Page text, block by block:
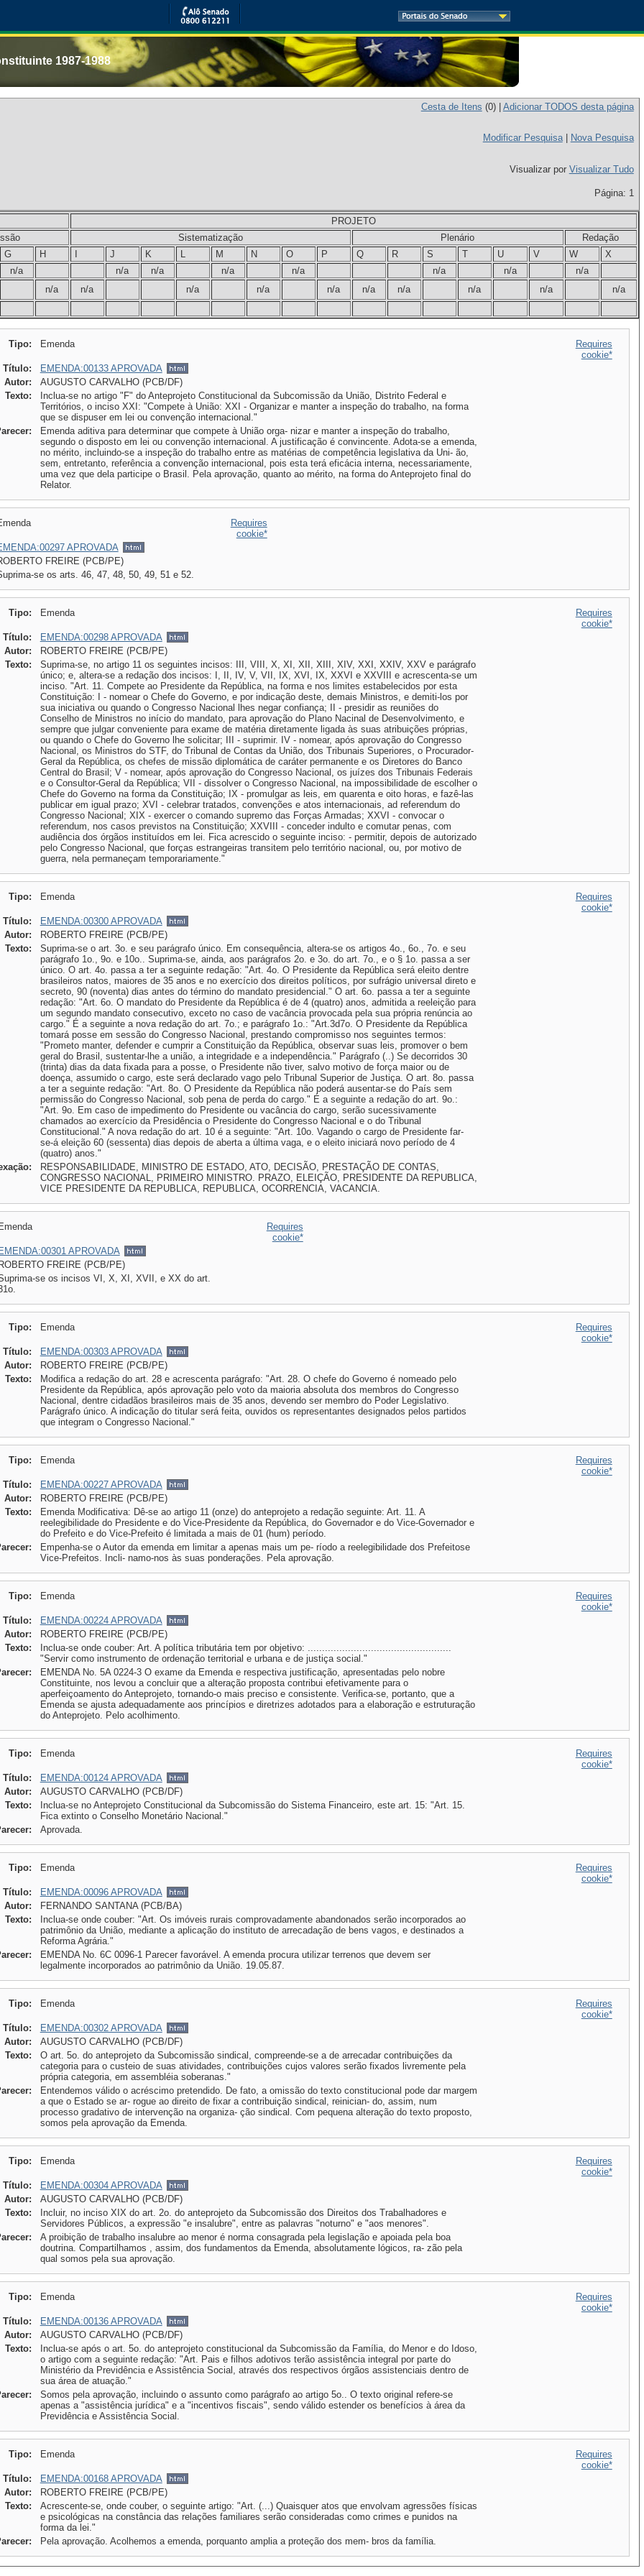
1987-1988
Cesta de Itens (0) | Adicionar TODOS desta página
Modificar Pesquisa| Nova Pesquisa
Visualizar por Visualizar Tudo
Página: 1
PROJETO
Sistematização Plenário
Redação
G
H J K L M N O P Q R S T U V W
X
n/a
n/a n/a n/a n/a n/a n/a
n/a
n/a
n/a n/a n/a n/a n/a n/a n/a n/a n/a
Tipo: Emenda
Requires
cookie*
Título:
EMENDA:00133 APROVADA
Autor:
AUGUSTO CARVALHO (PCB/DF)
Texto:
Inclua-se no artigo "F" do Anteprojeto Constitucional da Subcomissão da União, Distrito Federal e
Territórios, o inciso XXI: "Compete à União: XXI - Organizar e manter a inspeção do trabalho, na forma
que se dispuser em lei ou convenção internacional."
Emenda aditiva para determinar que compete à União orga- nizar e manter a inspeção do trabalho,
segundo o disposto em lei ou convenção internacional. A justificação é convincente. Adota-se a emenda,
no mérito, incluindo-se a inspeção do trabalho entre as matérias de competência legislativa da Uni- ão,
sem, entretanto, referência a convenção internacional, pois esta terá eficácia interna, necessariamente,
uma vez que dela participe o Brasil. Pela aprovação, quanto ao mérito, na forma do Anteprojeto final do
Relator.
Requires
cookie*
APROVADA
FREIRE (PCB/PE)
se os arts. 46, 47, 48, 50, 49, 51 e 52.
Tipo: Emenda
Requires
cookie*
Título:
EMENDA:00298 APROVADA
Autor:
ROBERTO FREIRE (PCB/PE)
Texto:
Suprima-se, no artigo 11 os seguintes incisos: III, VIII, X, XI, XII, XIII, XIV, XXI, XXIV, XXV e parágrafo
único; e, altera-se a redação dos incisos: I, II, IV, V, VII, IX, XVI, IX, XXVI e XXVIII e acrescenta-se um
inciso. "Art. 11. Compete ao Presidente da República, na forma e nos limites estabelecidos por esta
Constituição: I - nomear o Chefe do Governo, e por indicação deste, demais Ministros, e demiti-los por
sua iniciativa ou quando o Congresso Nacional lhes negar confiança; II - presidir as reuniões do
Conselho de Ministros no início do mandato, para aprovação do Plano Nacinal de Desenvolvimento, e
sempre que julgar conveniente para exame de matéria diretamente ligada às suas atribuições próprias,
ou quando o Chefe do Governo lhe solicitar; III - suprimir. IV - nomear, após aprovação do Congresso
Nacional, os Ministros do STF, do Tribunal de Contas da União, dos Tribunais Superiores, o Procurador-
Geral da República, os chefes de missão diplomática de caráter permanente e os Diretores do Banco
Central do Brasil; V - nomear, após aprovação do Congresso Nacional, os juízes dos Tribunais Federais
e o Consultor-Geral da República; VII - dissolver o Congresso Nacional, na impossibilidade de escolher o
Chefe do Governo na forma da Constituição; IX - promulgar as leis, em quarenta e oito horas, e fazê-las
publicar em igual prazo; XVI - celebrar tratados, convenções e atos internacionais, ad referendum do
Congresso Nacional; XIX - exercer o comando supremo das Forças Armadas; XXVI - convocar o
referendum, nos casos previstos na Constituição; XXVIII - conceder indulto e comutar penas, com
audiência dos órgãos instituídos em lei. Fica acrescido o seguinte inciso: - permitir, depois de autorizado
pelo Congresso Nacional, que forças estrangeiras transitem pelo território nacional, ou, por motivo de
guerra, nela permaneçam temporariamente."
Tipo: Emenda
Requires
cookie*
Título:
EMENDA:00300 APROVADA
Autor:
ROBERTO FREIRE (PCB/PE)
Texto:
Suprima-se o art. 3o. e seu parágrafo único. Em consequência, altera-se os artigos 4o., 6o., 7o. e seu
parágrafo 1o., 9o. e 10o.. Suprima-se, ainda, aos parágrafos 2o. e 3o. do art. 7o., e o § 1o. passa a ser
único. O art. 4o. passa a ter a seguinte redação: "Art. 4o. O Presidente da República será eleito dentre
brasileiros natos, maiores de 35 anos e no exercício dos direitos políticos, por sufrágio universal direto e
secreto, 90 (noventa) dias antes do término do mandato presidencial." O art. 6o. passa a ter a seguinte
redação: "Art. 6o. O mandato do Presidente da República é de 4 (quatro) anos, admitida a reeleição para
um segundo mandato consecutivo, exceto no caso de vacância provocada pela sua própria renúncia ao
cargo." É a seguinte a nova redação do art. 7o.; e parágrafo 1o.: "Art.3d7o. O Presidente da República
tomará posse em sessão do Congresso Nacional, prestando compromisso nos seguintes termos:
"Prometo manter, defender e cumprir a Constituição da República, observar suas leis, promover o bem
geral do Brasil, sustentar-lhe a união, a integridade e a independência." Parágrafo (..) Se decorridos 30
(trinta) dias da data fixada para a posse, o Presidente não tiver, salvo motivo de força maior ou de
doença, assumido o cargo, este será declarado vago pelo Tribunal Superior de Justiça. O art. 8o. passa
a ter a seguinte redação: "Art. 8o. O Presidente da República não poderá ausentar-se do País sem
permissão do Congresso Nacional, sob pena de perda do cargo." É a seguinte a redação do art. 9o.:
"Art. 9o. Em caso de impedimento do Presidente ou vacância do cargo, serão sucessivamente
chamados ao exercício da Presidência o Presidente do Congresso Nacional e o do Tribunal
Constitucional." A nova redação do art. 10 é a seguinte: "Art. 10o. Vagando o cargo de Presidente far-
se-á eleição 60 (sessenta) dias depois de aberta a última vaga, e o eleito iniciará novo período de 4
(quatro) anos."
RESPONSABILIDADE, MINISTRO DE ESTADO, ATO, DECISÃO, PRESTAÇÃO DE CONTAS,
CONGRESSO NACIONAL, PRIMEIRO MINISTRO. PRAZO, ELEIÇÃO, PRESIDENTE DA REPUBLICA,
VICE PRESIDENTE DA REPUBLICA, REPUBLICA, OCORRENCIA, VACANCIA.
Requires
cookie*
APROVADA
FREIRE (PCB/PE)
se os incisos VI, X, XI, XVII, e XX do art.
Tipo: Emenda
Requires
cookie*
Título:
EMENDA:00303 APROVADA
Autor:
ROBERTO FREIRE (PCB/PE)
Texto:
Modifica a redação do art. 28 e acrescenta parágrafo: "Art. 28. O chefe do Governo é nomeado pelo
Presidente da República, após aprovação pelo voto da maioria absoluta dos membros do Congresso
Nacional, dentre cidadãos brasileiros mais de 35 anos, devendo ser membro do Poder Legislativo.
Parágrafo único. A indicação do titular será feita, ouvidos os representantes designados pelos partidos
que integram o Congresso Nacional."
Tipo: Emenda
Requires
cookie*
Título:
EMENDA:00227 APROVADA
Autor:
ROBERTO FREIRE (PCB/PE)
Texto:
Emenda Modificativa: Dê-se ao artigo 11 (onze) do anteprojeto a redação seguinte: Art. 11. A
reelegibilidade do Presidente e do Vice-Presidente da República, do Governador e do Vice-Governador e
do Prefeito e do Vice-Prefeito é limitada a mais de 01 (hum) período.
Empenha-se o Autor da emenda em limitar a apenas mais um pe- ríodo a reelegibilidade dos Prefeitose
Vice-Prefeitos. Incli- namo-nos às suas ponderações. Pela aprovação.
Tipo: Emenda
Requires
cookie*
Título:
EMENDA:00224 APROVADA
Autor:
ROBERTO FREIRE (PCB/PE)
Texto:
Inclua-se onde couber: Art. A política tributária tem por objetivo: ..................................................
"Servir como instrumento de ordenação territorial e urbana e de justiça social."
EMENDA No. 5A 0224-3 O exame da Emenda e respectiva justificação, apresentadas pelo nobre
Constituinte, nos levou a concluir que a alteração proposta contribui efetivamente para o
aperfeiçoamento do Anteprojeto, tornando-o mais preciso e consistente. Verifica-se, portanto, que a
Emenda se ajusta adequadamente aos princípios e diretrizes adotados para a elaboração e estruturação
do Anteprojeto. Pelo acolhimento.
Tipo: Emenda
Requires
cookie*
Título:
EMENDA:00124 APROVADA
Autor:
AUGUSTO CARVALHO (PCB/DF)
Texto:
Inclua-se no Anteprojeto Constitucional da Subcomissão do Sistema Financeiro, este art. 15: "Art. 15.
Fica extinto o Conselho Monetário Nacional."
Aprovada.
Tipo: Emenda
Requires
cookie*
Título:
EMENDA:00096 APROVADA
Autor:
FERNANDO SANTANA (PCB/BA)
Texto:
Inclua-se onde couber: "Art. Os imóveis rurais comprovadamente abandonados serão incorporados ao
patrimônio da União, mediante a aplicação do instituto de arrecadação de bens vagos, e destinados a
Reforma Agrária."
EMENDA No. 6C 0096-1 Parecer favorável. A emenda procura utilizar terrenos que devem ser
legalmente incorporados ao patrimônio da União. 19.05.87.
Tipo: Emenda
Requires
cookie*
Título:
EMENDA:00302 APROVADA
Autor:
AUGUSTO CARVALHO (PCB/DF)
Texto:
O art. 5o. do anteprojeto da Subcomissão sindical, compreende-se a de arrecadar contribuições da
categoria para o custeio de suas atividades, contribuições cujos valores serão fixados livremente pela
própria categoria, em assembléia soberanas."
Entendemos válido o acréscimo pretendido. De fato, a omissão do texto constitucional pode dar margem
a que o Estado se ar- rogue ao direito de fixar a contribuição sindical, reinician- do, assim, num
processo gradativo de intervenção na organiza- ção sindical. Com pequena alteração do texto proposto,
somos pela aprovação da Emenda.
Tipo: Emenda
Requires
cookie*
Título:
EMENDA:00304 APROVADA
Autor:
AUGUSTO CARVALHO (PCB/DF)
Texto:
Incluir, no inciso XIX do art. 2o. do anteprojeto da Subcomissão dos Direitos dos Trabalhadores e
Servidores Públicos, a expressão "e insalubre", entre as palavras "noturno" e "aos menores".
A proibição de trabalho insalubre ao menor é norma consagrada pela legislação e apoiada pela boa
doutrina. Compartilhamos , assim, dos fundamentos da Emenda, absolutamente lógicos, ra- zão pela
qual somos pela sua aprovação.
Tipo: Emenda
Requires
cookie*
Título:
EMENDA:00136 APROVADA
Autor:
AUGUSTO CARVALHO (PCB/DF)
Texto:
Inclua-se após o art. 5o. do anteprojeto constitucional da Subcomissão da Família, do Menor e do Idoso,
o artigo com a seguinte redação: "Art. Pais e filhos adotivos terão assistência integral por parte do
Ministério da Previdência e Assistência Social, através dos respectivos órgãos assistenciais dentro de
sua área de atuação."
Somos pela aprovação, incluindo o assunto como parágrafo ao artigo 5o.. O texto original refere-se
apenas a "assistência jurídica" e a "incentivos fiscais", sendo válido estender os benefícios à área da
Previdência e Assistência Social.
Tipo: Emenda
Requires
cookie*
Título:
EMENDA:00168 APROVADA
Autor:
ROBERTO FREIRE (PCB/PE)
Texto:
Acrescente-se, onde couber, o seguinte artigo: "Art. (...) Quaisquer atos que envolvam agressões físicas
e psicológicas na constância das relações familiares serão consideradas como crimes e punidos na
forma da lei."
Pela aprovação. Acolhemos a emenda, porquanto amplia a proteção dos mem- bros da família.